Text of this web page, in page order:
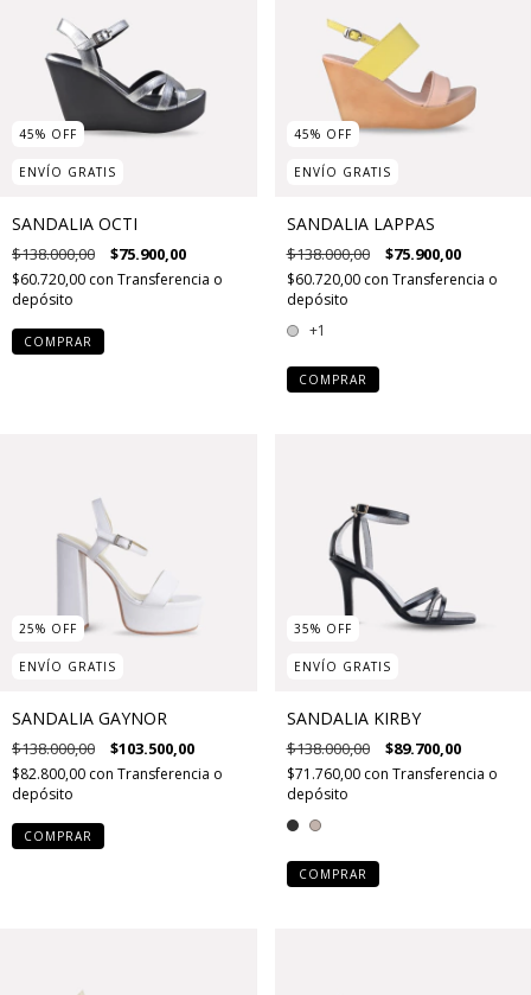
45% OFF
ENVÍO GRATIS
SANDALIA OCTI
$138.000,00 $75.900,00
$60.720,00 con Transferencia o
depósito
COMPRAR
45% OFF
ENVÍO GRATIS
SANDALIA LAPPAS
$138.000,00 $75.900,00
$60.720,00 con Transferencia o
depósito
+1
COMPRAR
25% OFF
ENVÍO GRATIS
SANDALIA GAYNOR
$138.000,00 $103.500,00
$82.800,00 con Transferencia o
depósito
COMPRAR
35% OFF
ENVÍO GRATIS
SANDALIA KIRBY
$138.000,00 $89.700,00
$71.760,00 con Transferencia o
depósito
COMPRAR